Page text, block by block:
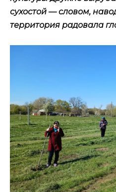
сухостой — словом,
территория радовала